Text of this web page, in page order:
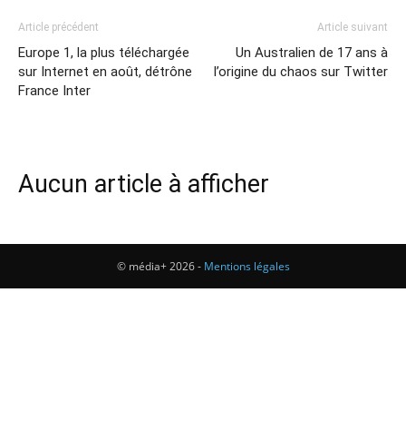
Article précédent
Europe 1, la plus téléchargée
sur Internet en août, détrône
France Inter
Article suivant
Un Australien de 17 ans à
l’origine du chaos sur Twitter
Aucun article à afficher
© média+ 2026 - Mentions légales